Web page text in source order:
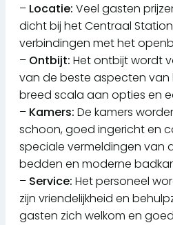
– Locatie: Veel gasten
dicht bij het Centraal
verbindingen met het
– Ontbijt: Het ontbijt wordt
van de beste aspecten van
breed scala aan opties en
– Kamers: De kamers
schoon, goed ingericht en
speciale vermeldingen van
bedden en moderne
– Service: Het personeel
zijn vriendelijkheid en
gasten zich welkom en